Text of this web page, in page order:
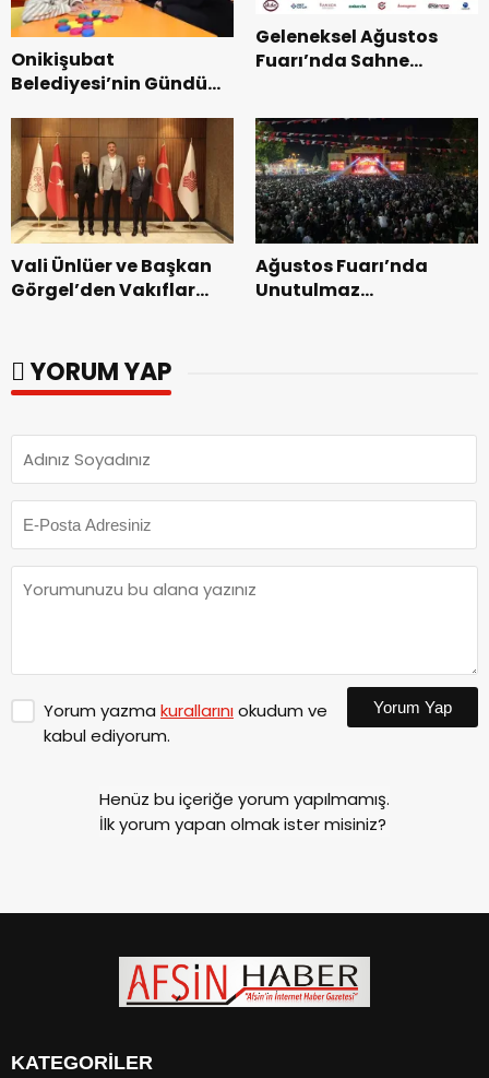
Onikişubat
Belediyesi’nin Gündüz
dönemin ön kayıtları
başladı.
Geleneksel Ağustos
Fuarı’nda Sahne
Vali Ünlüer ve Başkan
Görgel’den Vakıflar
Ağustos Fuarı’nda
Unutulmaz
YORUM YAP
Yorum yazma kurallarınıokudum ve
kabul ediyorum.
Yorum Yap
Henüz bu içeriğe yorum yapılmamış.
İlk yorum yapan olmak ister misiniz?
KATEGORİLER